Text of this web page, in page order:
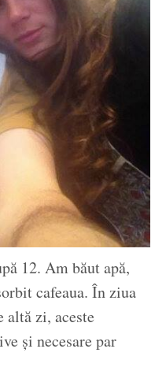
12. Am băut apă,
cafeaua. În ziua
zi, aceste
și necesare par